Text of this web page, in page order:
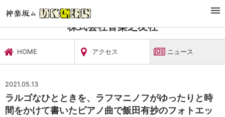
文化施設・ギャラリー
株式会社音楽之友社
HOME アクセス ニュース
2021.05.13
ラルゴなひとときを、ラフマニノフがゆったりと時
間をかけて書いたピアノ曲で飯田有抄のフォトエッ